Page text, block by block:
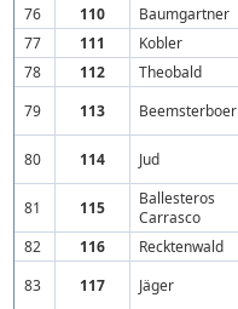
76
110 Baumgartner
77
111 Kobler
78
112 Theobald
79
113 Beemsterboer
80 114 Jud
81 115
Ballesteros
Carrasco
82
116 Recktenwald
83
117 Jäger